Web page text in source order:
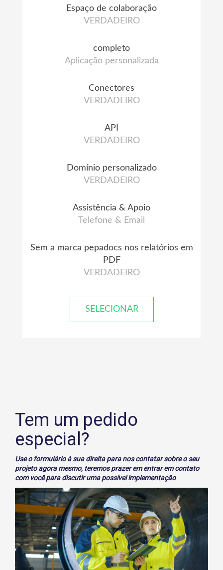
Espaço de colaboração
VERDADEIRO
completo
Aplicação personalizada
Conectores
VERDADEIRO
API
VERDADEIRO
Domínio personalizado
VERDADEIRO
Assistência & Apoio
Telefone & Email
Sem a marca pepadocs nos relatórios em
PDF
VERDADEIRO
SELECIONAR
Tem um pedido
especial?
Use o formulário à sua direita para nos contatarsobre o seu
projeto agora mesmo, teremos prazer em entrar em contato
com você para discutir uma possível implementação